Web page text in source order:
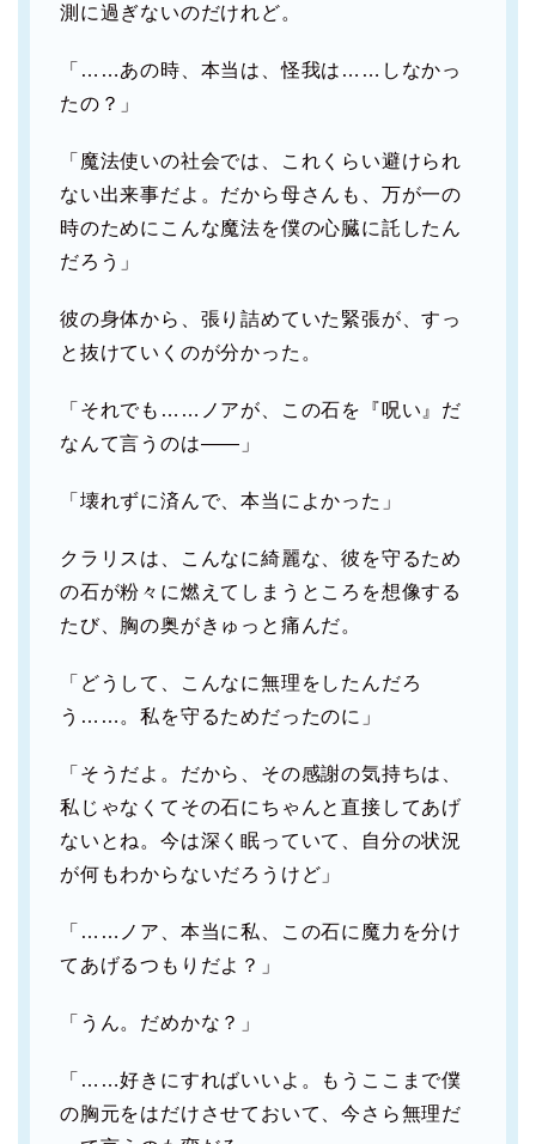
測に過ぎないのだけれど。
「……あの時、本当は、怪我は……しなかっ
たの？」
「魔法使いの社会では、これくらい避けられ
ない出来事だよ。だから母さんも、万が一の
時のためにこんな魔法を僕の心臓に託したん
だろう」
彼の身体から、張り詰めていた緊張が、すっ
と抜けていくのが分かった。
「それでも……ノアが、この石を『呪い』だ
なんて言うのは――」
「壊れずに済んで、本当によかった」
クラリスは、こんなに綺麗な、彼を守るため
の石が粉々に燃えてしまうところを想像する
たび、胸の奥がきゅっと痛んだ。
「どうして、こんなに無理をしたんだろ
う……。私を守るためだったのに」
「そうだよ。だから、その感謝の気持ちは、
私じゃなくてその石にちゃんと直接してあげ
ないとね。今は深く眠っていて、自分の状況
が何もわからないだろうけど」
「……ノア、本当に私、この石に魔力を分け
てあげるつもりだよ？」
「うん。だめかな？」
「……好きにすればいいよ。もうここまで僕
の胸元をはだけさせておいて、今さら無理だ